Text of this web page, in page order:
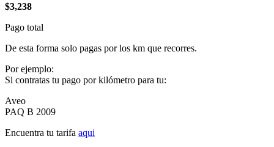
$3,238
Pago total
De esta forma solo pagas por los km que recorres.
Por ejemplo:
Si contratas tu pago por kilómetro para tu:
Aveo
PAQ B 2009
Encuentra tu tarifa aqui